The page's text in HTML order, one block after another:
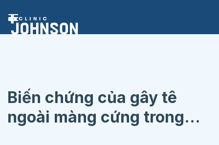
đến
Biến chứng của gây tê
ngoài màng cứng trong